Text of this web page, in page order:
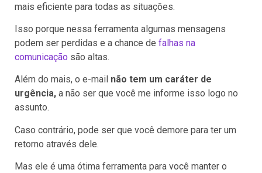
mais eficiente para todas as situações.
Isso porque nessa ferramenta algumas mensagens
podem ser perdidas e a chance de falhas na
comunicação são altas.
Além do mais, o e-mail não tem um caráter de
urgência, a não ser que você me informe isso logo no
assunto.
Caso contrário, pode ser que você demore para ter um
retorno através dele.
Mas ele é uma ótima ferramenta para você manter o